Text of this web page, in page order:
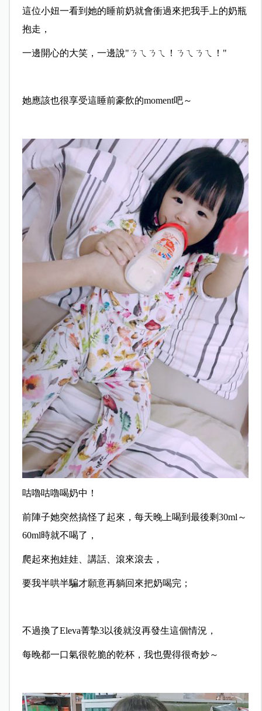
這位小妞一看到她的睡前奶就會衝過來把我手上的奶瓶
抱走，
一邊開心的大笑，一邊說"ㄋㄟㄋㄟ！ㄋㄟㄋㄟ！"
她應該也很享受這睡前豪飲的moment吧～
咕嚕咕嚕喝奶中！
前陣子她突然搞怪了起來，每天晚上喝到最後剩30ml～
60ml時就不喝了，
爬起來抱娃娃、講話、滾來滾去，
要我半哄半騙才願意再躺回來把奶喝完；
不過換了Eleva菁摯3以後就沒再發生這個情況，
每晚都一口氣很乾脆的乾杯，我也覺得很奇妙～